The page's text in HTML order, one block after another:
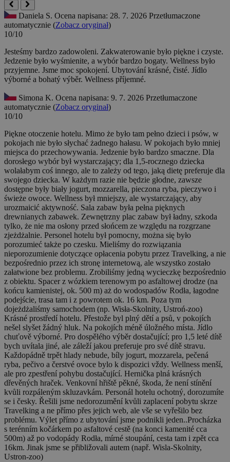
Daniela S. Ocena napisana: 28. 7. 2026 Przetłumaczone
automatycznie (Zobacz oryginał)
10/10
Jesteśmy bardzo zadowoleni. Zakwaterowanie było piękne i czyste.
Jedzenie było wyśmienite, a wybór bardzo bogaty. Wellness było
przyjemne. Jsme moc spokojení. Ubytování krásné, čisté. Jídlo
výborné a bohatý výběr. Wellness příjemné.
Simona K. Ocena napisana: 9. 7. 2026 Przetłumaczone
automatycznie (Zobacz oryginał)
10/10
Piękne otoczenie hotelu. Mimo że było tam pełno dzieci i psów, w
pokojach nie było słychać żadnego hałasu. W pokojach było mniej
miejsca do przechowywania. Jedzenie było bardzo smaczne. Dla
dorosłego wybór był wystarczający; dla 1,5-rocznego dziecka
wolałabym coś innego, ale to zależy od tego, jaką dietę preferuje dla
swojego dziecka. W każdym razie nie będzie głodne, zawsze
dostępne były biały jogurt, mozzarella, pieczona ryba, pieczywo i
świeże owoce. Wellness był mniejszy, ale wystarczający, aby
urozmaicić aktywność. Sala zabaw była pełna pięknych
drewnianych zabawek. Zewnętrzny plac zabaw był ładny, szkoda
tylko, że nie ma osłony przed słońcem ze względu na rozgrzane
zjeżdżalnie. Personel hotelu był pomocny, można się było
porozumieć także po czesku. Mieliśmy do rozwiązania
nieporozumienie dotyczące opłacenia pobytu przez Travelking, a nie
bezpośrednio przez ich stronę internetową, ale wszystko zostało
załatwione bez problemu. Zrobiliśmy jedną wycieczkę bezpośrednio
z obiektu. Spacer z wózkiem terenowym po asfaltowej drodze (na
końcu kamienistej, ok. 500 m) aż do wodospadów Rodła, łagodne
podejście, trasa tam i z powrotem ok. 16 km. Poza tym
dojeżdżaliśmy samochodem (np. Wisła-Skolnity, Ustroń-zoo)
Krásné prostředí hotelu. Přestože byl plný dětí a psů, v pokojích
nešel slyšet žádný hluk. Na pokojích méně úložného místa. Jídlo
chuťově výborné. Pro dospělého výběr dostačující; pro 1,5 leté dítě
bych uvítala jiné, ale záleží jakou preferuje pro své dítě stravu.
Každopádně trpět hlady nebude, bíly jogurt, mozzarela, pečená
ryba, pečivo a čerstvé ovoce bylo k dispozici vždy. Wellness menší,
ale pro zpestření pohybu dostačující. Hernička plná krásných
dřevěných hraček. Venkovní hřiště pěkné, škoda, že není stínění
kvůli rozpáleným skluzavkám. Personál hotelu ochotný, dorozumíte
se i česky. Řešili jsme nedorozumění kvůli zaplacení pobytu skrze
Travelking a ne přímo přes jejich web, ale vše se vyřešilo bez
problému. Výlet přímo z ubytování jsme podnikli jeden..Procházka
s terénním kočárkem po asfaltové cestě (na konci kamenité cca
500m) až po vodopády Rodła, mírné stoupání, cesta tam i zpět cca
16km. Jinak jsme se přibližovali autem (např. Wisla-Skolnity,
Ustron-zoo)